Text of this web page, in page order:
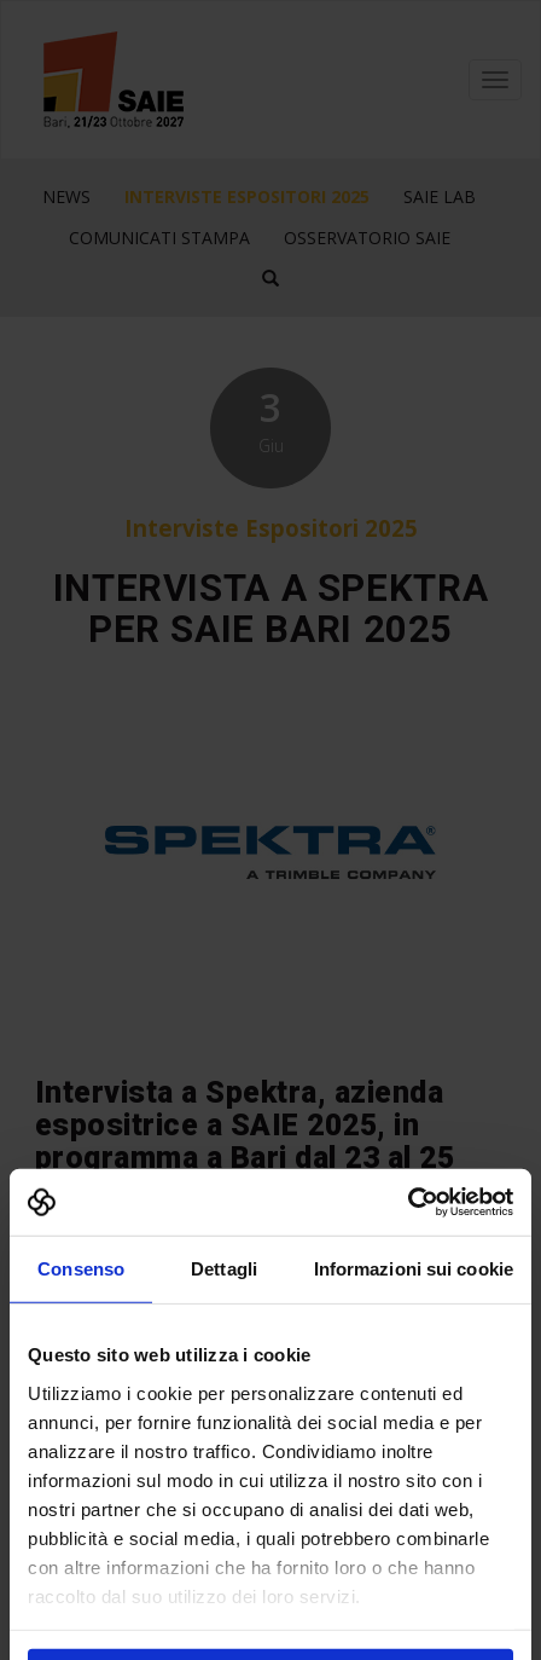
Consenso Dettagli Informazioni sui cookie
Questo sito web utilizza i cookie
Utilizziamo i cookie per personalizzare contenuti ed
annunci, per fornire funzionalità dei social media e per
analizzare il nostro traffico. Condividiamo inoltre
informazioni sul modo in cui utilizza il nostro sito con i
nostri partner che si occupano di analisi dei dati web,
pubblicità e social media, i quali potrebbero combinarle
con altre informazioni che ha fornito loro o che hanno
raccolto dal suo utilizzo dei loro servizi.
NEWS INTERVISTE ESPOSITORI 2025
SAIE LAB
COMUNICATI STAMPA
OSSERVATORIO SAIE
3
Giu
Interviste Espositori 2025
INTERVISTA A SPEKTRA
PER SAIE BARI 2025
Intervista a Spektra, azienda
espositrice a SAIE 2025, in
programma a Bari dal 23 al 25
ottobre
SAIE è la fiera di riferimento per il comparto delle
costruzioni. Cosa vi ha spinto a partecipare all’edizione
presenza in fiera?
SAIE Bari è un’occasione strategica per incontrare i
professionisti del Centro-Sud e condividere la nostra visione
dell’innovazione nel settore AEC. Partecipiamo per
rafforzare il legame con il territorio e promuovere soluzioni
digitali che migliorano efficienza, qualità e sostenibilità lungo
l’intero ciclo edilizio.
Quali novità o soluzioni presenterete in occasione di SAIE
Bari 2025? In che modo rispondono alle esigenze attuali
del mercato e degli operatori del settore?